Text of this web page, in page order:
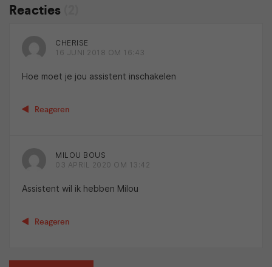
Reacties
CHERISE
16 JUNI 2018 OM 16:43
Hoe moet je jou assistent inschakelen
Reageren
MILOU BOUS
03 APRIL 2020 OM 13:42
Assistent wil ik hebben Milou
Reageren